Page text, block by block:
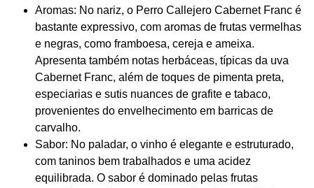
Aromas: No nariz, o Perro Callejero Cabernet Franc é
bastante expressivo, com aromas de frutas vermelhas
e negras, como framboesa, cereja e ameixa.
Apresenta também notas herbáceas, típicas da uva
Cabernet Franc, além de toques de pimenta preta,
especiarias e sutis nuances de grafite e tabaco,
provenientes do envelhecimento em barricas de
carvalho.
Sabor: No paladar, o vinho é elegante e estruturado,
com taninos bem trabalhados e uma acidez
equilibrada. O sabor é dominado pelas frutas